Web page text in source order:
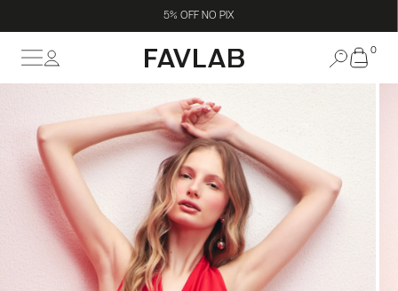
5% OFF NO PIX
0